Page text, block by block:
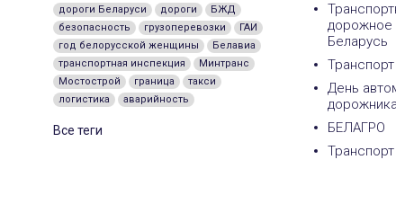
дороги Беларуси дороги
БЖД
безопасность
грузоперевозки
ГАИ
год белорусской женщины
Белавиа
транспортная инспекция
Минтранс
Мостострой
граница
такси
логистика
аварийность
Все теги
дорожное
Беларусь
День
дорожника
БЕЛАГРО